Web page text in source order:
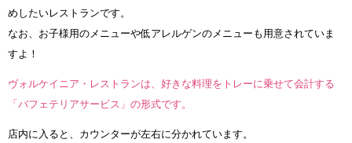
めしたいレストランです。
なお、お子様用のメニューや低アレルゲンのメニューも用意されていま
すよ！
ヴォルケイニア・レストランは、好きな料理をトレーに乗せて会計する
「バフェテリアサービス」の形式です。
店内に入ると、カウンターが左右に分かれています。